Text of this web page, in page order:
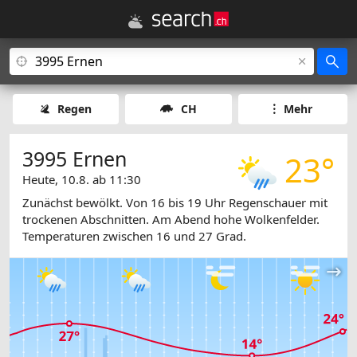
Regen CH Mehr
23°
3995 Ernen
Heute, 10.8. ab 11:30
Zunächst bewölkt. Von 16 bis 19 Uhr Regenschauer mit
trockenen Abschnitten. Am Abend hohe Wolkenfelder.
Temperaturen zwischen 16 und 27 Grad.